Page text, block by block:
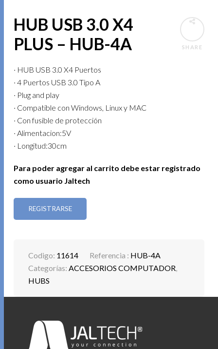
SHARE
HUB USB 3.0 X4
PLUS – HUB-4A
· HUB USB 3.0 X4 Puertos
· 4 Puertos USB 3.0 Tipo A
· Plug and play
· Compatible con Windows, Linux y MAC
· Con fusible de protección
· Alimentacion:5V
· Longitud:30cm
Para poder agregar al carrito debe estar registrado
como usuario Jaltech
REGISTRARSE
Codigo: 11614 Referencia : HUB-4A
Categorías:ACCESORIOS COMPUTADOR,
HUBS